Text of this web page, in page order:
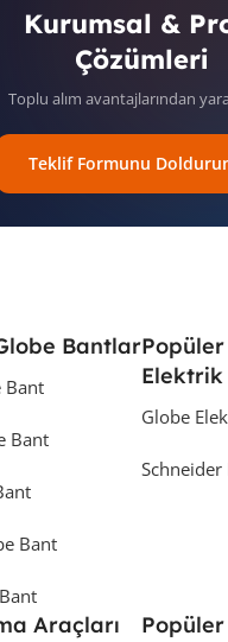
Kurumsal &
Çözümleri
Toplu alım avantajlarından
Teklif Formunu
Bantlar
Bant
Bant
Bant
Elektrik
Globe
Schneider
Araçları Popüler